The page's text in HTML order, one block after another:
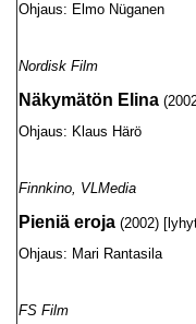
Ohjaus: Elmo Nüganen
Nordisk Film
Näkymätön Elina
Ohjaus: Klaus Härö
Finnkino, VLMedia
Pieniä eroja (2002)
Ohjaus: Mari Rantasila
FS Film